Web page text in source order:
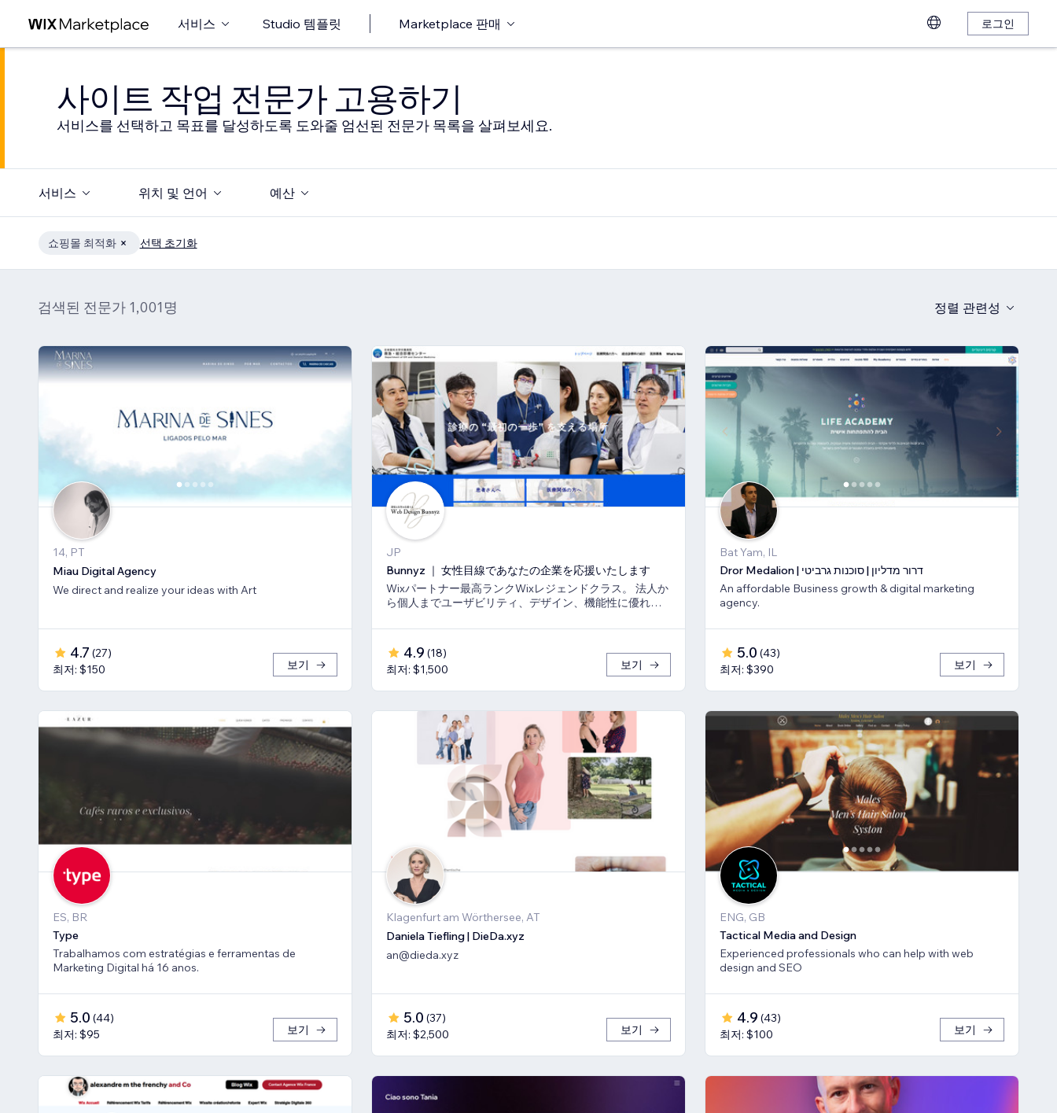
서비스 Studio 템플릿 Marketplace 판매 로그인
사이트 작업 전문가 고용하기
서비스를 선택하고 목표를 달성하도록 도와줄 엄선된 전문가 목록을 살펴보세요.
서비스 위치 및 언어 예산
쇼핑몰 최적화 선택 초기화
검색된 전문가 1,001명 정렬 관련성
14, PT
Miau Digital Agency
We direct and realize your ideas with Art
4.7 (27)
최저: $150
보기
JP
Bunnyz ｜ 女性目線であなたの企業を応援いたします
Wixパートナー最高ランクWixレジェンドクラス。 法人か
ら個人までユーザビリティ、デザイン、機能性に優れた
4.9 (18)
최저: $1,500
보기
Bat Yam, IL
Dror Medalion | דרור מדליון | סוכנות גרביטי
An affordable Business growth & digital marketing
agency.
5.0 (43)
최저: $390
보기
ES, BR
Type
Trabalhamos com estratégias e ferramentas de
Marketing Digital há 16 anos.
5.0 (44)
최저: $95
보기
Klagenfurt am Wörthersee, AT
Daniela Tiefling | DieDa.xyz
an@dieda.xyz
5.0 (37)
최저: $2,500
보기
ENG, GB
Tactical Media and Design
Experienced professionals who can help with web
design and SEO
4.9 (43)
최저: $100
보기